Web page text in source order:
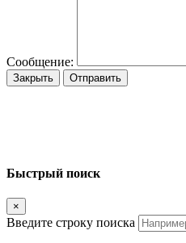
Сообщение:
Закрыть Отправить
Быстрый поиск
×
Введите строку поиска